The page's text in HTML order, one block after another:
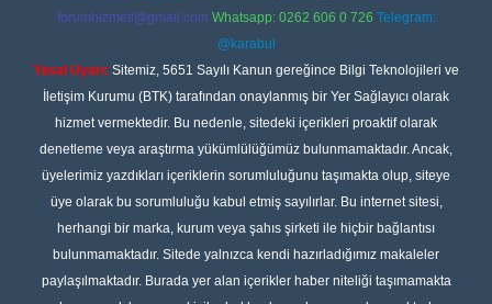
forumhizmeti@gmail.com Whatsapp: 0262 606 0 726 Telegram:
@karabul
Yasal Uyarı: Sitemiz, 5651 Sayılı Kanun gereğince Bilgi Teknolojileri ve
İletişim Kurumu (BTK) tarafından onaylanmış bir Yer Sağlayıcı olarak
hizmet vermektedir. Bu nedenle, sitedeki içerikleri proaktif olarak
denetleme veya araştırma yükümlülüğümüz bulunmamaktadır. Ancak,
üyelerimiz yazdıkları içeriklerin sorumluluğunu taşımakta olup, siteye
üye olarak bu sorumluluğu kabul etmiş sayılırlar. Bu internet sitesi,
herhangi bir marka, kurum veya şahıs şirketi ile hiçbir bağlantısı
bulunmamaktadır. Sitede yalnızca kendi hazırladığımız makaleler
paylaşılmaktadır. Burada yer alan içerikler haber niteliği taşımamakta